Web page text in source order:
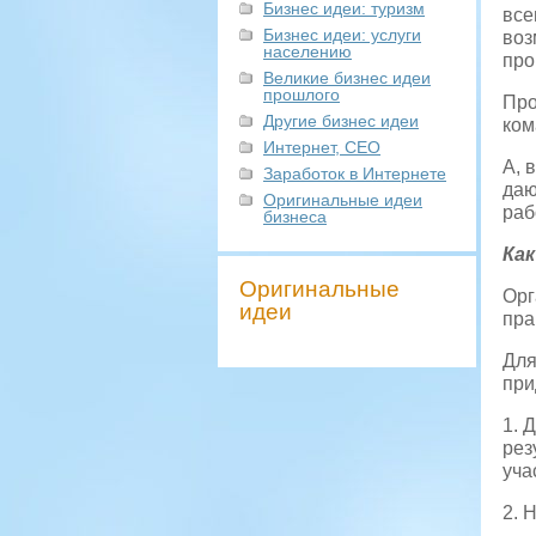
Бизнес идеи: туризм
Бизнес идеи: услуги
населению
Великие бизнес идеи
прошлого
Другие бизнес идеи
Интернет, СЕО
Заработок в Интернете
Оригинальные идеи
бизнеса
Оригинальные
идеи
А,
1.
2.